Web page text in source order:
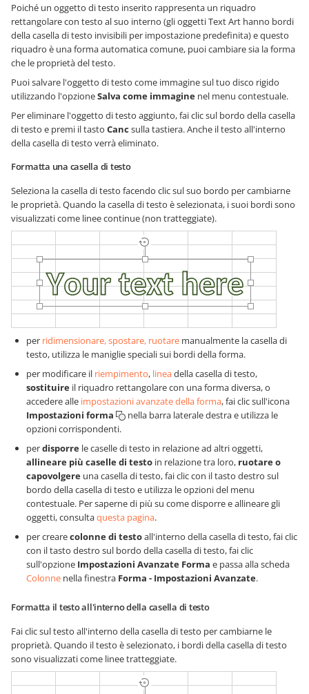
Poiché un oggetto di testo inserito rappresenta un riquadro
rettangolare con testo al suo interno (gli oggetti Text Art hanno bordi
della casella di testo invisibili per impostazione predefinita) e questo
riquadro è una forma automatica comune, puoi cambiare sia la forma
che le proprietà del testo.
Puoi salvare l'oggetto di testo come immagine sul tuo disco rigido
utilizzando l'opzioneSalva come immagine nel menu contestuale.
Per eliminare l'oggetto di testo aggiunto, fai clic sul bordo della casella
di testo e premi il tasto Canc sulla tastiera. Anche il testo all'interno
della casella di testo verrà eliminato.
Formatta una casella di testo
Seleziona la casella di testo facendo clic sul suo bordo per cambiarne
le proprietà. Quando la casella di testo è selezionata, i suoi bordi sono
visualizzati come linee continue (non tratteggiate).
per ridimensionare, spostare, ruotare manualmente la casella di
testo, utilizza le maniglie speciali sui bordi della forma.
per modificare il riempimento, lineadella casella di testo,
sostituire il riquadro rettangolare con una forma diversa, o
accedere alle impostazioni avanzate della forma, fai clic sull'icona
Impostazioni forma
nella barra laterale destra e utilizza le
opzioni corrispondenti.
perdisporre le caselle di testo in relazione ad altri oggetti,
allineare più caselle di testo in relazione tra loro, ruotare o
capovolgere una casella di testo, fai clic con il tasto destro sul
bordo della casella di testo e utilizza le opzioni del menu
contestuale. Per saperne di più su come disporre e allineare gli
oggetti, consultaquesta pagina.
per crearecolonne di testoall'interno della casella di testo, fai clic
con il tasto destro sul bordo della casella di testo, fai clic
sull'opzione Impostazioni Avanzate Forma e passa alla scheda
Colonne nella finestra Forma - Impostazioni Avanzate.
Formatta il testo all'interno della casella di testo
Fai clic sul testo all'interno della casella di testo per cambiarne le
proprietà. Quando il testo è selezionato, i bordi della casella di testo
sono visualizzati come linee tratteggiate.